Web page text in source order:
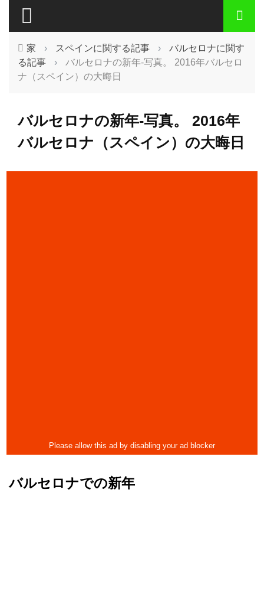
家 › スペインに関する記事 ›
バルセロナに関す
る記事
›
バルセロナの新年-写真。 2016年バルセロ
ナ（スペイン）の大晦日
バルセロナの新年-写真。 2016年
バルセロナ（スペイン）の大晦日
バルセロナでの新年